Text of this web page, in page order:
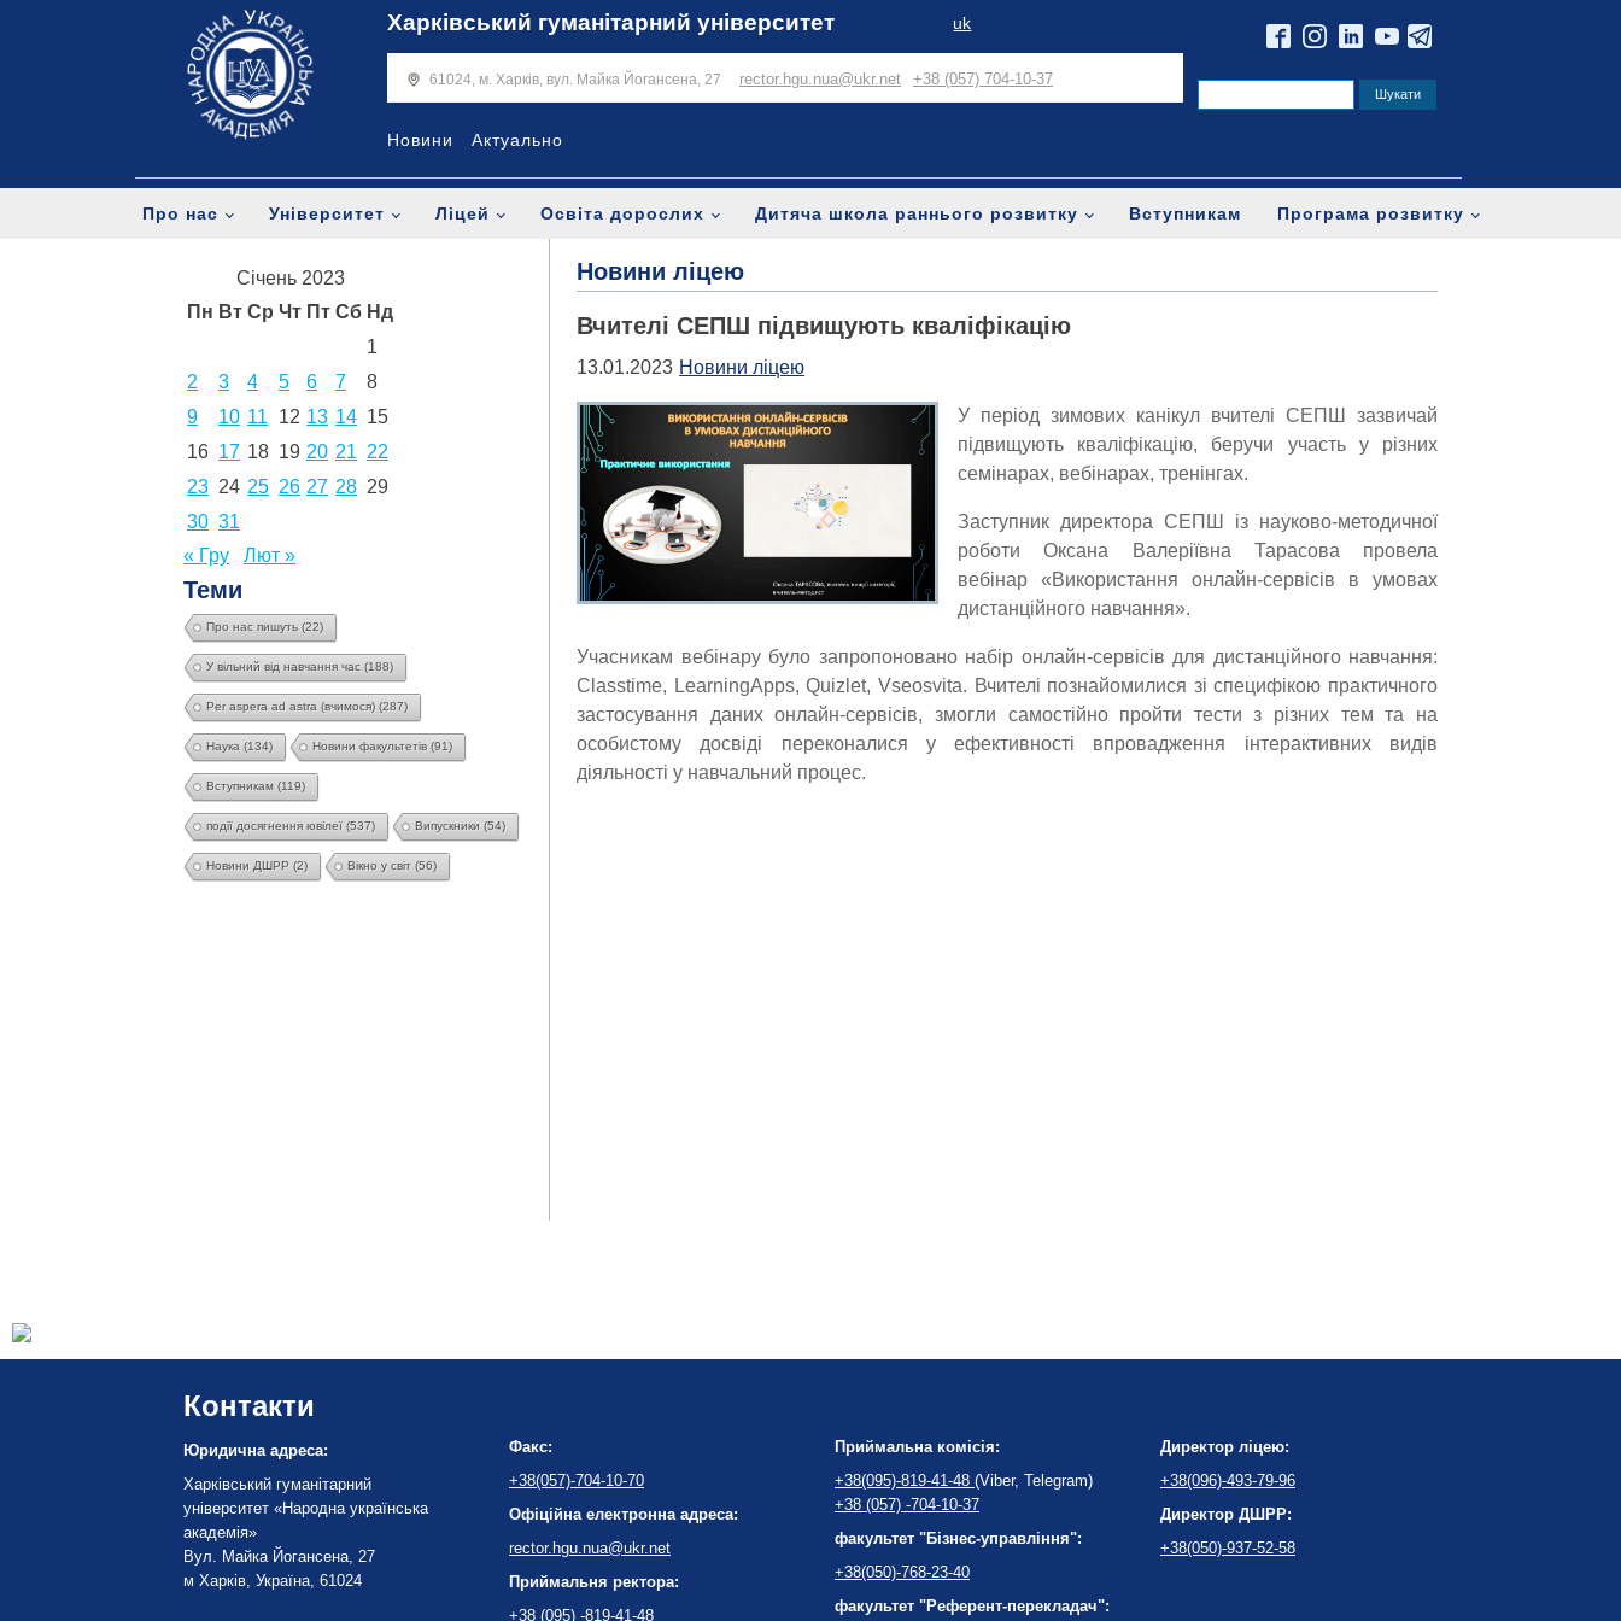
Харківський гуманітарний університет uk
61024, м. Харків, вул. Майка Йогансена, 27 rector.hgu.nua@ukr.net +38 (057) 704-10-37
Новини Актуально
Про нас Університет Ліцей Освіта дорослих Дитяча школа раннього розвитку Вступникам Програма розвитку
Січень 2023
Пн Вт Ср Чт Пт Сб Нд
1
2
3 4 5 6 7
8
9
10 11 12 13 14 15
16 17 18 19 20 21 22
23 24 25 26 27 28 29
30 31
« Гру
Лют »
Теми
Про нас пишуть (22)
У вільний від навчання час (188)
Per aspera ad astra (вчимося) (287)
Наука (134) Новини факультетів (91)
Вступникам (119)
події досягнення ювілеї (537) Випускники (54)
Новини ДШРР (2) Вікно у світ (56)
Новини ліцею
Вчителі СЕПШ підвищують кваліфікацію
13.01.2023 Новини ліцею
У період зимових канікул вчителі СЕПШ зазвичай
підвищують кваліфікацію, беручи участь у різних
семінарах, вебінарах, тренінгах.
Заступник директора СЕПШ із науково-методичної
роботи Оксана Валеріївна Тарасова провела
вебінар «Використання онлайн-сервісів в умовах
дистанційного навчання».
Учасникам вебінару було запропоновано набір онлайн-сервісів для дистанційного навчання:
Classtime, LearningApps, Quizlet, Vseosvita. Вчителі познайомилися зі специфікою практичного
застосування даних онлайн-сервісів, змогли самостійно пройти тести з різних тем та на
особистому досвіді переконалися у ефективності впровадження інтерактивних видів
діяльності у навчальний процес.
Контакти
Юридична адреса:
Харківський гуманітарний
університет «Народна українська
академія»
Вул. Майка Йогансена, 27
м Харків, Україна, 61024
Факс:
+38(057)-704-10-70
Офіційна електронна адреса:
rector.hgu.nua@ukr.net
Приймальня ректора:
+38 (095) -819-41-48
Приймальна комісія:
+38(095)-819-41-48 (Viber, Telegram)
+38 (057) -704-10-37
факультет "Бізнес-управління":
+38(050)-768-23-40
факультет "Референт-перекладач":
Директор ліцею:
+38(096)-493-79-96
Директор ДШРР:
+38(050)-937-52-58